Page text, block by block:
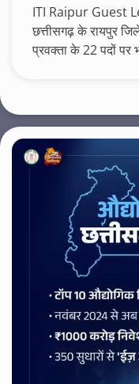
ITI Raipur Guest
छत्तीसगढ़ के रायपुर
प्रवक्ता के 22 पदों पर